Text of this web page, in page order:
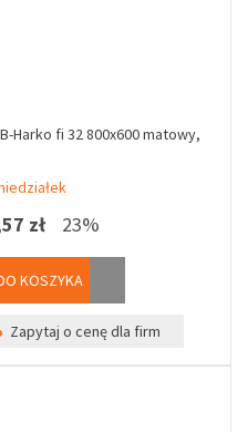
Harko fi 32 800x600 matowy,
zł 23%
KOSZYKA
Zapytaj o cenę dla firm